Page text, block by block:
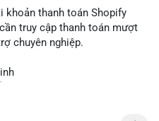
khoản thanh toán Shopify
truy cập thanh toán mượt
chuyên nghiệp.